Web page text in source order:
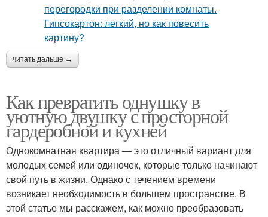
читать дальше →
Как превратить однушку в
уютную двушку с просторной
гардеробной и кухней
Однокомнатная квартира — это отличный вариант для
молодых семей или одиночек, которые только начинают
свой путь в жизни. Однако с течением времени
возникает необходимость в большем пространстве. В
этой статье мы расскажем, как можно преобразовать